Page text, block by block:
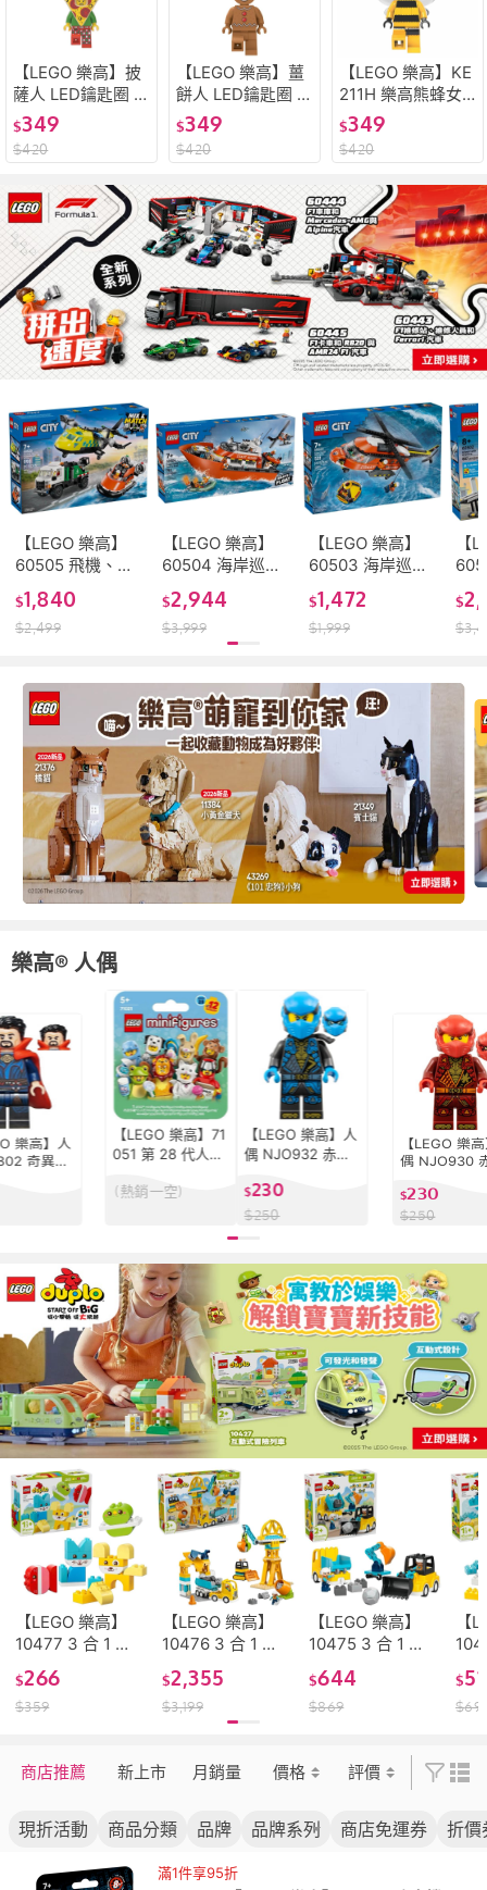
【LEGO 樂高】披
薩人 LED鑰匙圈 L
GL-KE176H樂高鑰
匙圈
$349
$420
【LEGO 樂高】薑
餅人 LED鑰匙圈 L
GL-KE182H樂高鑰
匙圈
$349
$420
【LEGO 樂高】KE
211H 樂高熊蜂女
孩鑰匙圈燈 LED鑰
匙圈 樂高® 鑰匙圈
$349
$420
【LEGO 樂高】
60505 飛機、作
搭套裝 樂高® Ciy
系列
$1,840
$2,499
【LEGO 樂高】
60504 海岸巡防
機 樂高® Ciy系列
$2,944
$3,999
【LEGO 樂高】
60503 海岸巡防
Ciy系列
$1,472
$1,999
【
$
$
樂高® 人偶
樂高】人
奇異博
【LEGO 樂高】71
051 第 28 代人偶
nifigures系列
(熱銷一空)
【LEGO 樂高】人
偶 NJO932 赤蘭
o系列
$230
$250
【LEGO 樂
偶 NJO930
o系列
$230
$250
【LEGO 樂高】
10477 3 合 1 可
愛創意寵物 樂高
® Duplo系列
$266
$359
【LEGO 樂高】
10476 3 合 1 工
地和車輛 樂高®
Duplo系列
$2,355
$3,199
【LEGO 樂高】
10475 3 合 1 工
程車 樂高®
Duplo系列
$644
$869
【
工
$
$
商店推薦 新上市 月銷量 價格 評價
現折活動 商品分類 品牌 品牌系列 商店免運券 折價
滿1件享95折